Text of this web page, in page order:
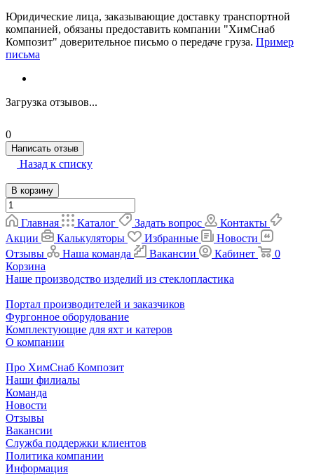
Юридические лица, заказывающие доставку транспортной
компанией, обязаны предоставить компании "ХимСнаб
Композит" доверительное письмо о передаче груза. Пример
письма
Загрузка отзывов...
0
Написать отзыв
Назад к списку
В корзину
Главная Каталог Задать вопрос
Контакты
Акции
Калькуляторы Избранные
Новости
Отзывы
Наша команда Вакансии Кабинет
0
Корзина
Наше производство изделий из стеклопластика
Портал производителей и заказчиков
Фургонное оборудование
Комплектующие для яхт и катеров
О компании
Про ХимСнаб Композит
Наши филиалы
Команда
Новости
Отзывы
Вакансии
Служба поддержки клиентов
Политика компании
Информация